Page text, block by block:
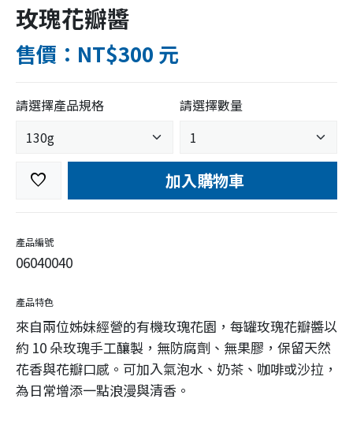
玫瑰花瓣醬
售價：NT$300 元
請選擇產品規格 請選擇數量
favorite 加入購物車
產品編號
06040040
產品特色
來自兩位姊妹經營的有機玫瑰花園，每罐玫瑰花瓣醬以
約 10 朵玫瑰手工釀製，無防腐劑、無果膠，保留天然
花香與花瓣口感。可加入氣泡水、奶茶、咖啡或沙拉，
為日常增添一點浪漫與清香。